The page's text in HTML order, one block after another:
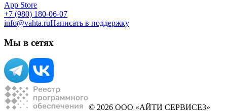
App Store
+7 (980) 180-06-07
info@vahta.ruНаписать в поддержку
Мы в сетях
© 2026 ООО «АЙТИ СЕРВИСЕЗ»